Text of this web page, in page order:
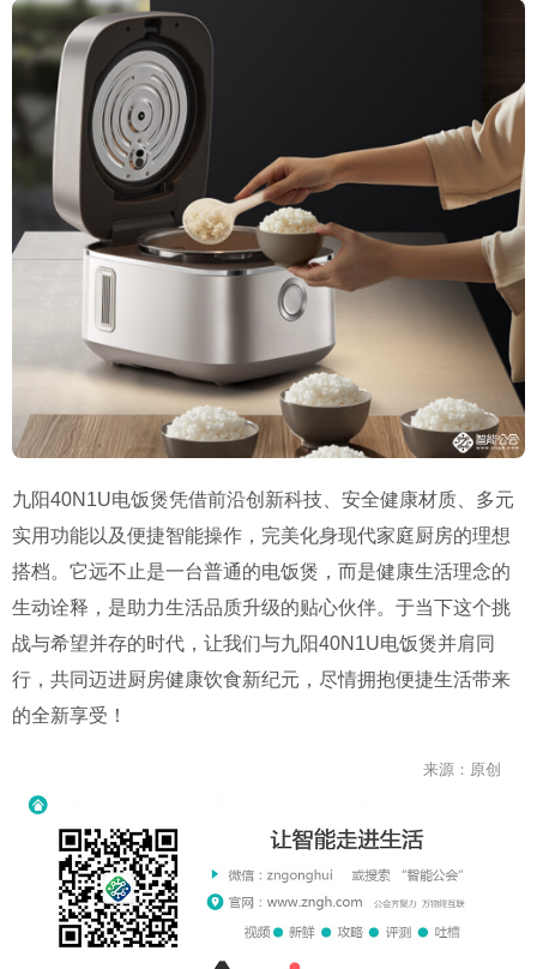
九阳40N1U电饭煲凭借前沿创新科技、安全健康材质、多元
实用功能以及便捷智能操作，完美化身现代家庭厨房的理想
搭档。它远不止是一台普通的电饭煲，而是健康生活理念的
生动诠释，是助力生活品质升级的贴心伙伴。于当下这个挑
战与希望并存的时代，让我们与九阳40N1U电饭煲并肩同
行，共同迈进厨房健康饮食新纪元，尽情拥抱便捷生活带来
的全新享受！
来源：原创